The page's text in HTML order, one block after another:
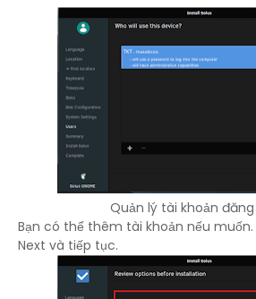
Quản lý tài khoản
Bạn có thể thêm tài khoản nếu
Next và tiếp tục.